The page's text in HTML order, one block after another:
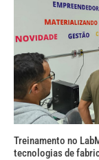
Treinamento no
tecnologias de